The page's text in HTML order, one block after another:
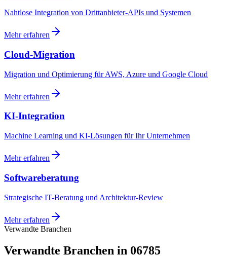
Nahtlose Integration von Drittanbieter-APIs und Systemen
Mehr erfahren
Cloud-Migration
Migration und Optimierung für AWS, Azure und Google Cloud
Mehr erfahren
KI-Integration
Machine Learning und KI-Lösungen für Ihr Unternehmen
Mehr erfahren
Softwareberatung
Strategische IT-Beratung und Architektur-Review
Mehr erfahren
Verwandte Branchen
Verwandte Branchen in 06785